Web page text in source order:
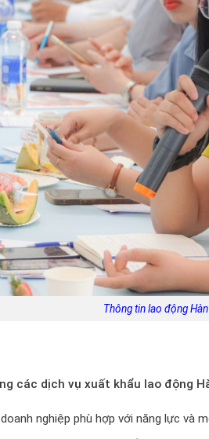
Thông tin lao động
các dịch vụ xuất khẩu lao động
nghiệp phù hợp với năng lực và